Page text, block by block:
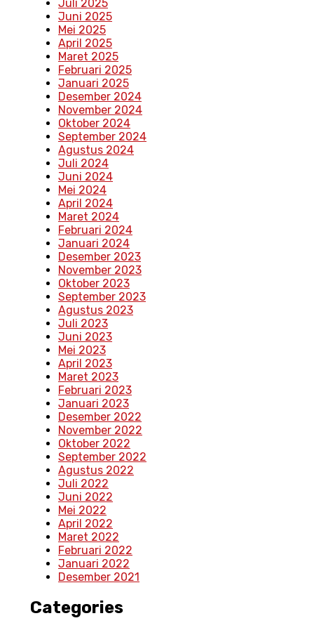
Juli 2025
Juni 2025
Mei 2025
April 2025
Maret 2025
Februari 2025
Januari 2025
Desember 2024
November 2024
Oktober 2024
September 2024
Agustus 2024
Juli 2024
Juni 2024
Mei 2024
April 2024
Maret 2024
Februari 2024
Januari 2024
Desember 2023
November 2023
Oktober 2023
September 2023
Agustus 2023
Juli 2023
Juni 2023
Mei 2023
April 2023
Maret 2023
Februari 2023
Januari 2023
Desember 2022
November 2022
Oktober 2022
September 2022
Agustus 2022
Juli 2022
Juni 2022
Mei 2022
April 2022
Maret 2022
Februari 2022
Januari 2022
Desember 2021
Categories